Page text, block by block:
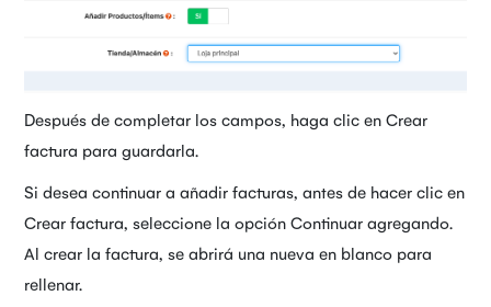
Después de completar los campos, haga clic en Crear
factura para guardarla.
Si desea continuar a añadir facturas, antes de hacer clic en
Crear factura, seleccione la opción Continuar agregando.
Al crear la factura, se abrirá una nueva en blanco para
rellenar.